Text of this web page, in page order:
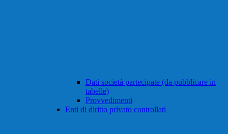
Dati società partecipate (da pubblicare in
tabelle)
Provvedimenti
Enti di diritto privato controllati